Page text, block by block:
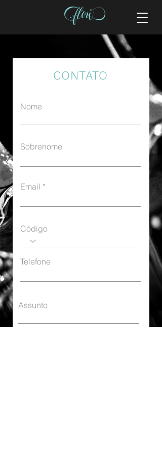
CONTATO
Nome
Sobrenome
Email
Código
Telefone
Assunto